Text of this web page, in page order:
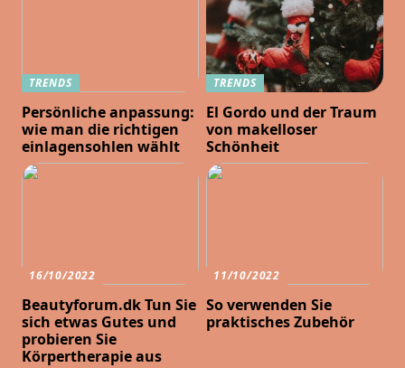
TRENDS
Persönliche anpassung:
wie man die richtigen
einlagensohlen wählt
TRENDS
El Gordo und der Traum
von makelloser
Schönheit
16/10/2022
Beautyforum.dk Tun Sie
sich etwas Gutes und
probieren Sie
Körpertherapie aus
11/10/2022
So verwenden Sie
praktisches Zubehör